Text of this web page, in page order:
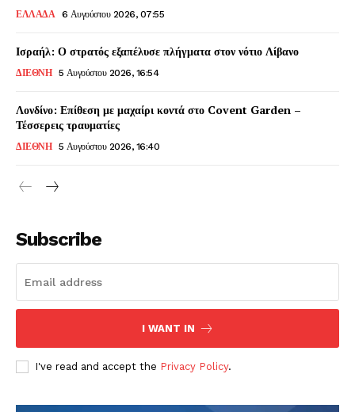
ΕΛΛΑΔΑ 6 Αυγούστου 2026, 07:55
Ισραήλ: Ο στρατός εξαπέλυσε πλήγματα στον νότιο Λίβανο
ΔΙΕΘΝΗ 5 Αυγούστου 2026, 16:54
Λονδίνο: Επίθεση με μαχαίρι κοντά στο Covent Garden –
Τέσσερεις τραυματίες
ΔΙΕΘΝΗ 5 Αυγούστου 2026, 16:40
Subscribe
I WANT IN
I've read and accept the Privacy Policy.